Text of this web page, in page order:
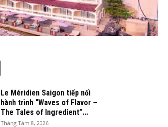
Le Méridien Saigon tiếp nối
hành trình “Waves of Flavor –
The Tales of Ingredient”...
Tháng Tám 8, 2026